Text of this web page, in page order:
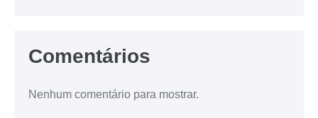
Comentários
Nenhum comentário para mostrar.